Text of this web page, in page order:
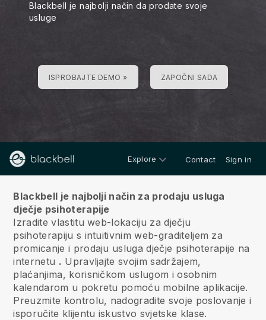
Blackbell je najbolji način da prodate svoje
usluge
ISPROBAJTE DEMO » ZAPOČNI SADA
Explore Contact Sign in
Blackbell je najbolji način za prodaju usluga
dječje psihoterapije
Izradite vlastitu web-lokaciju za dječju
psihoterapiju s intuitivnim web-graditeljem za
promicanje i prodaju usluga dječje psihoterapije na
internetu . Upravljajte svojim sadržajem,
plaćanjima, korisničkom uslugom i osobnim
kalendarom u pokretu pomoću mobilne aplikacije.
Preuzmite kontrolu, nadogradite svoje poslovanje i
isporučite klijentu iskustvo svjetske klase.